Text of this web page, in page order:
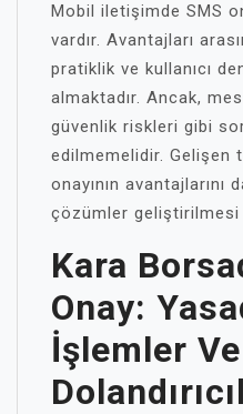
Mobil iletişimde SMS
vardır. Avantajları
pratiklik ve kullanıcı
almaktadır. Ancak,
güvenlik riskleri gibi
edilmemelidir. Gelişen
onayının avantajlarını
çözümler geliştirilmesi
Kara
Onay:
İşlemler Ve